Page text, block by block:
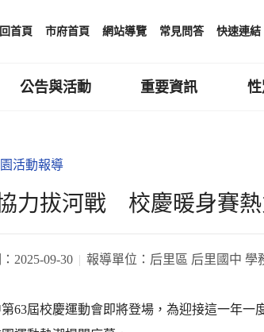
回首頁 市府首頁 網站導覽 常見問答 快速連結
公告與活動 重要資訊
活動報導
力拔河戰 校慶暖身賽熱
2025-09-30 報導單位： 后里區 后里國中 學
63屆校慶運動會即將登場，為迎接這一年